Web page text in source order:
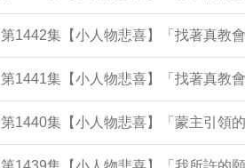
第1442集【小人物悲喜】「找著真教
第1441集【小人物悲喜】「找著真教
第1440集【小人物悲喜】「蒙主引領